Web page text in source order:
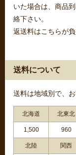
いた場合は、商品
絡下さい。
返送料はこちらが負
送料について
送料は地域別で、
北海道 北東北
1,500 960
北陸 関西